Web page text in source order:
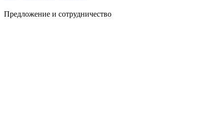
Предложение и сотрудничество